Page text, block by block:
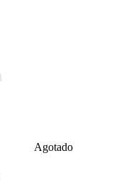
Agotado